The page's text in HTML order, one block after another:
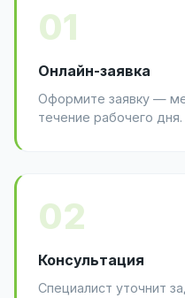
01
Онлайн-заявка
Оформите заявку —
течение рабочего дня.
02
Консультация
Специалист уточнит